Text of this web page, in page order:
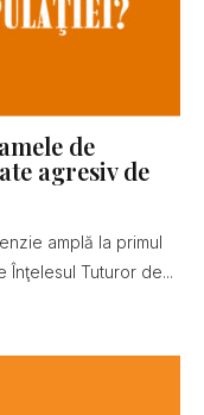
de
agresiv de
amplă la primul
Înţelesul Tuturor de...